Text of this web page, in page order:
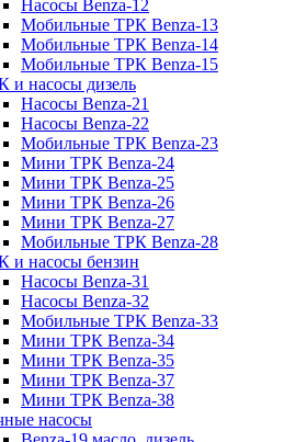
Насосы Benza-12
Мобильные ТРК Benza-13
Мобильные ТРК Benza-14
Мобильные ТРК Benza-15
и насосы дизель
Насосы Benza-21
Насосы Benza-22
Мобильные ТРК Benza-23
Мини ТРК Benza-24
Мини ТРК Benza-25
Мини ТРК Benza-26
Мини ТРК Benza-27
Мобильные ТРК Benza-28
и насосы бензин
Насосы Benza-31
Насосы Benza-32
Мобильные ТРК Benza-33
Мини ТРК Benza-34
Мини ТРК Benza-35
Мини ТРК Benza-37
Мини ТРК Benza-38
насосы